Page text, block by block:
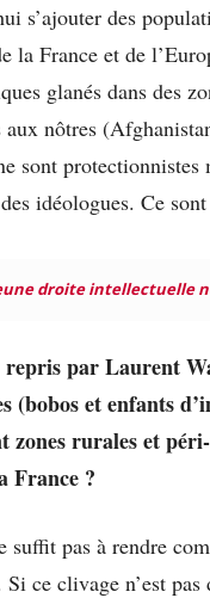
s’ajouter des
la France et de
glanés dans des
aux nôtres
sont protectionnistes
idéologues. Ce
droite intellectuelle
repris par Laurent
(bobos et enfants
zones rurales et
France ?
suffit pas à rendre
ce clivage n’est